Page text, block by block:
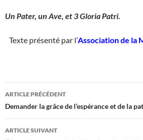
Un Pater, un Ave, et 3 Gloria Patri.
Texte présenté par l’Association de la
Navigation
des
articles
ARTICLE PRÉCÉDENT
Demander la grâce de l’espérance et de la
ARTICLE SUIVANT